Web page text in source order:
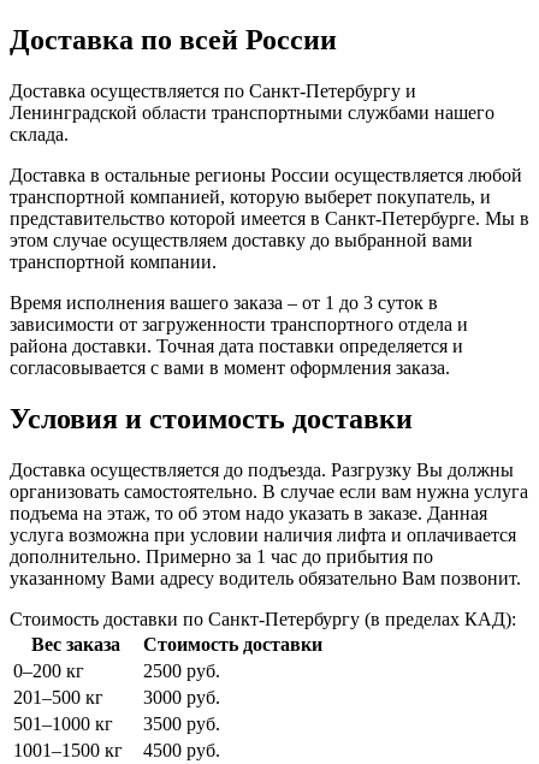
Доставка по всей России
Доставка осуществляется по Санкт-Петербургу и
Ленинградской области транспортными службами нашего
склада.
Доставка в остальные регионы России осуществляется любой
транспортной компанией, которую выберет покупатель, и
представительство которой имеется в Санкт-Петербурге. Мы в
этом случае осуществляем доставку до выбранной вами
транспортной компании.
Время исполнения вашего заказа – от 1 до 3 суток в
зависимости от загруженности транспортного отдела и
района доставки. Точная дата поставки определяется и
согласовывается с вами в момент оформления заказа.
Условия и стоимость доставки
Доставка осуществляется до подъезда. Разгрузку Вы должны
организовать самостоятельно. В случае если вам нужна услуга
подъема на этаж, то об этом надо указать в заказе. Данная
услуга возможна при условии наличия лифта и оплачивается
дополнительно. Примерно за 1 час до прибытия по
указанному Вами адресу водитель обязательно Вам позвонит.
Стоимость доставки по Санкт-Петербургу (в пределах КАД):
Вес заказа
Стоимость доставки
0–200 кг
2500 руб.
201–500 кг
3000 руб.
501–1000 кг
3500 руб.
1001–1500 кг
4500 руб.